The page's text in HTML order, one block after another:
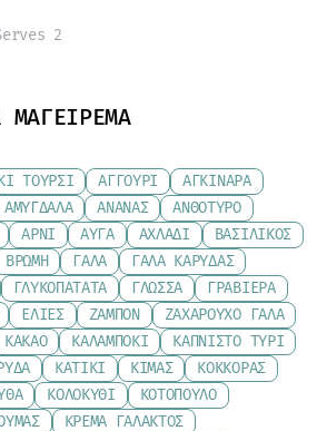
2
ΜΑΓΕΊΡΕΜΑ
ΤΟΥΡΣΊ ΑΓΓΟΎΡΙ
ΑΓΚΙΝΆΡΑ
ΑΜΎΓΔΑΛΑ ΑΝΑΝΆΣ
ΑΝΘΌΤΥΡΟ
ΑΡΝΊ ΑΥΓΆ ΑΧΛΆΔΙ
ΒΑΣΙΛΙΚΌΣ
ΒΡΏΜΗ ΓΆΛΑ
ΓΆΛΑ ΚΑΡΎΔΑΣ
ΓΛΥΚΟΠΑΤΆΤΑ ΓΛΏΣΣΑ
ΓΡΑΒΙΈΡΑ
ΕΛΙΈΣ ΖΑΜΠΌΝ
ΖΑΧΑΡΟΎΧΟ ΓΆΛΑ
ΚΑΚΆΟ ΚΑΛΑΜΠΌΚΙ
ΚΑΠΝΙΣΤΌ ΤΥΡΊ
ΚΑΤΊΚΙ ΚΙΜΆΣ
ΚΌΚΚΟΡΑΣ
ΚΟΛΟΚΎΘΙ
ΚΟΤΌΠΟΥΛΟ
ΚΡΈΜΑ ΓΆΛΑΚΤΟΣ